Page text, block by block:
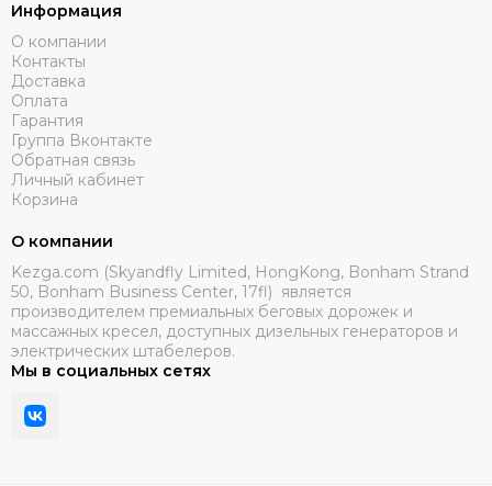
Информация
О компании
Контакты
Доставка
Оплата
Гарантия
Группа Вконтакте
Обратная связь
Личный кабинет
Корзина
О компании
Kezga.com (Skyandfly Limited, HongKong, Bonham Strand
50, Bonham Business Center, 17fl) является
производителем премиальных беговых дорожек и
массажных кресел, доступных дизельных генераторов и
электрических штабелеров.
Мы в социальных сетях